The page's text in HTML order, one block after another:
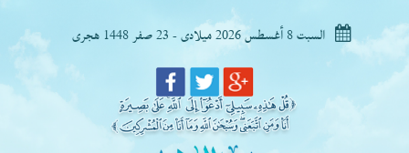
السبت 8 أغسطس 2026 ميلادى - 23 صفر 1448 هجرى